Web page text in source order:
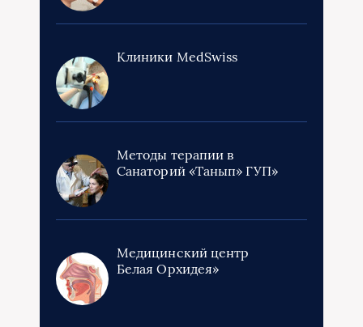
Клиники MedSwiss
Методы терапии в
Санаторий «Танып» ГУП»
Медицинский центр
Белая Орхидея»